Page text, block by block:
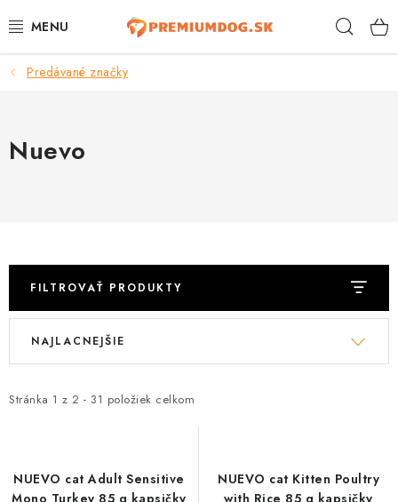
na
TOP 100 PRODUKTOV
KONTAKTY
PSY
MAČKY
HLODAVCE
HOSPODÁRSKE ZVIERATÁ
Predávané značky
Nuevo
FILTROVAŤ PRODUKTY
V
i
r
Stránka 1 z 2 - 31 položiek celkom
R
e
e
NAJLACNEJŠIE
NUEVO cat Adult Sensitive
Mono Turkey 85 g kapsičky
NUEVO cat Kitten Poultry
with Rice 85 g kapsičky